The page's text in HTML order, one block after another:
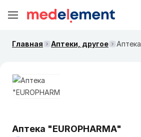
Главная Аптеки, другое
Аптека "EUROPHARMA"